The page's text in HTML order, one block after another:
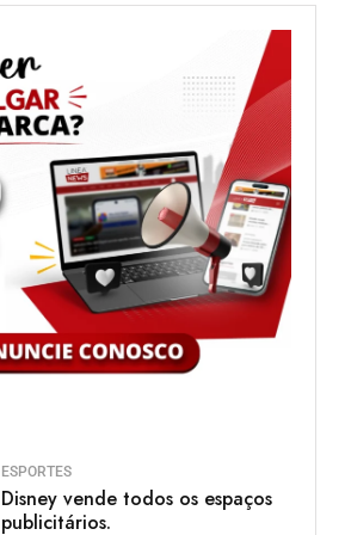
ESPORTES
Disney vende todos os espaços
publicitários.